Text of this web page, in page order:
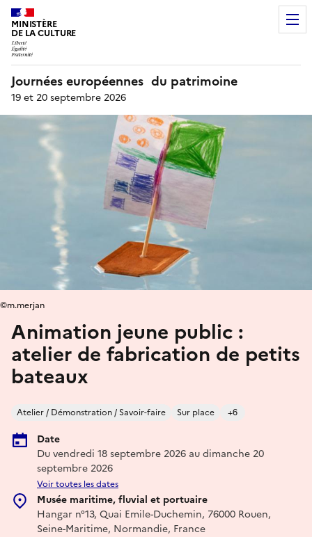
MINISTÈRE
DE LA CULTURE
Journées européennes du patrimoine
19 et 20 septembre 2026
Animation jeune public :
atelier de fabrication de petits
bateaux
Atelier / Démonstration / Savoir-faire Sur place +6
Date
Du vendredi 18 septembre 2026 au dimanche 20
septembre 2026
Voir toutes les dates
Musée maritime, fluvial et portuaire
Hangar n°13, Quai Emile-Duchemin, 76000 Rouen,
Seine-Maritime, Normandie, France
©m.merjan